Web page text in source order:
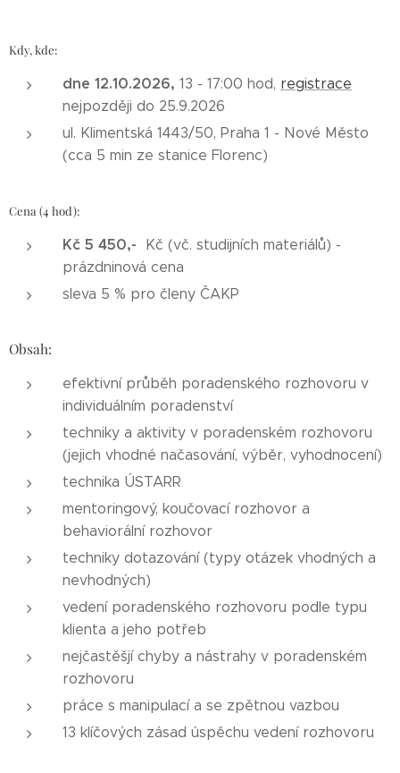
Kdy, kde:
dne 12.10.2026, 13 - 17:00 hod, registrace
nejpozději do 25.9.2026
ul. Klimentská 1443/50, Praha 1 - Nové Město
(cca 5 min ze stanice Florenc)
Cena (4 hod):
Kč 5 450,- Kč (vč. studijních materiálů) -
prázdninová cena
sleva 5 % pro členy ČAKP
Obsah:
efektivní průběh poradenského rozhovoru v
individuálním poradenství
techniky a aktivity v poradenském rozhovoru
(jejich vhodné načasování, výběr, vyhodnocení)
technika ÚSTARR
mentoringový, koučovací rozhovor a
behaviorální rozhovor
techniky dotazování (typy otázek vhodných a
nevhodných)
vedení poradenského rozhovoru podle typu
klienta a jeho potřeb
nejčastěšjí chyby a nástrahy v poradenském
rozhovoru
práce s manipulací a se zpětnou vazbou
13 klíčových zásad úspěchu vedení rozhovoru